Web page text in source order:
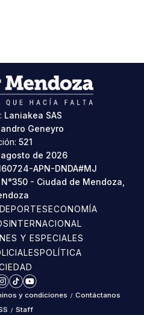
Laniakea SAS
Geneyro
521
de 2026
APN-DNDA#MJ
- Ciudad de Mendoza,
DEPORTESECONOMÍA
INTERNACIONAL
Y ESPECIALES
POLÍTICA
Instagram
TikTokYouTube
y condiciones / Contáctanos
/ Staff